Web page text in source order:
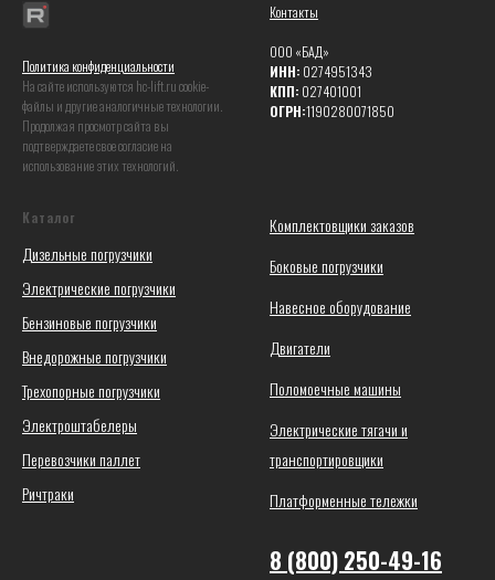
Политика конфиденциальности
На сайте используются hc-lift.ru coоkie-
файлы и другие аналогичные технологии.
Продолжая просмотр сайта вы
подтверждаете свое согласие на
использование этих технологий.
Контакты
ООО «БАД»
ИНН: 0274951343
КПП: 027401001
ОГРН:1190280071850
Каталог
Дизельные погрузчики
Электрические погрузчики
Бензиновые погрузчики
Внедорожные погрузчики
Трехопорные погрузчики
Электроштабелеры
Перевозчики паллет
Ричтраки
Комплектовщики заказов
Боковые погрузчики
Навесное оборудование
Двигатели
Поломоечные машины
Электрические тягачи и
транспортировщики
Платформенные тележки
8 (800) 250-49-16